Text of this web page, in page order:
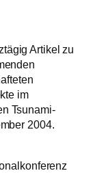
Artikel zu
im
Tsunami-
2004.